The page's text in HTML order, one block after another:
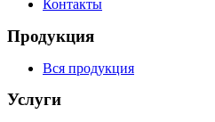
Контакты
Продукция
Вся продукция
Услуги